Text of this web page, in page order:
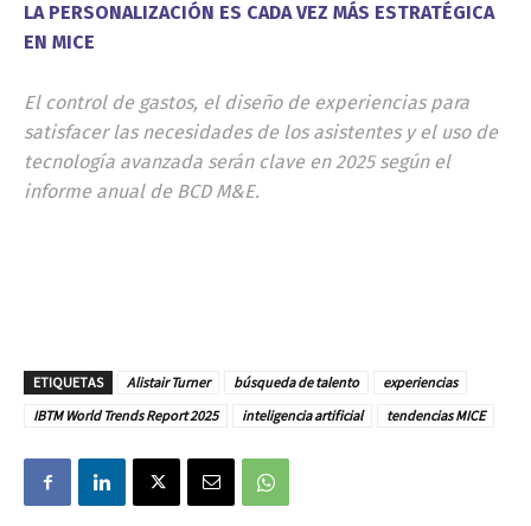
LA PERSONALIZACIÓN ES CADA VEZ MÁS ESTRATÉGICA
EN MICE
El control de gastos, el diseño de experiencias para
satisfacer las necesidades de los asistentes y el uso de
tecnología avanzada serán clave en 2025 según el
informe anual de BCD M&E.
ETIQUETAS Alistair Turner búsqueda de talento
experiencias
IBTM World Trends Report 2025
inteligencia artificial tendencias MICE